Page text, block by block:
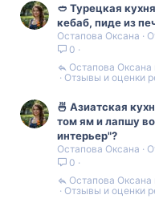
🥙 Турецкая
кебаб, пиде из
Остапова Оксана
0
Отзывы и оценки
Остапова Оксана
🍜 Азиатская
том ям и лапшу
интерьер"?
Остапова Оксана
0
Отзывы и оценки
Остапова Оксана